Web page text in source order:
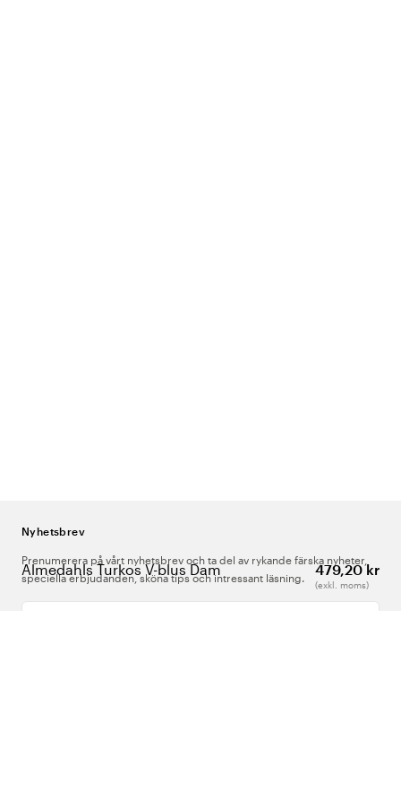
Almedahls Turkos V-blus Dam 479,20 kr
(exkl. moms)
Nyhetsbrev
Prenumerera på vårt nyhetsbrev och ta del av rykande färska nyheter,
speciella erbjudanden, sköna tips och intressant läsning.
Ange din e-postadress